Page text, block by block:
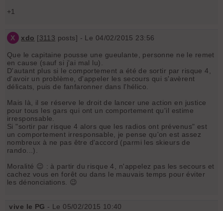
+1
X xdo [3113 posts] - Le 04/02/2015 23:56
Que le capitaine pousse une gueulante, personne ne le remet
en cause (sauf si j'ai mal lu).
D'autant plus si le comportement a été de sortir par risque 4,
d'avoir un problème, d'appeler les secours qui s'avèrent
délicats, puis de fanfaronner dans l'hélico.
Mais là, il se réserve le droit de lancer une action en justice
pour tous les gars qui ont un comportement qu'il estime
irresponsable.
Si "sortir par risque 4 alors que les radios ont prévenus" est
un comportement irresponsable, je pense qu'on est assez
nombreux à ne pas être d'accord (parmi les skieurs de
rando...).
Moralité 😉 : à partir du risque 4, n'appelez pas les secours et
cachez vous en forêt ou dans le mauvais temps pour éviter
les dénonciations. 😉
vive le PG - Le 05/02/2015 10:40